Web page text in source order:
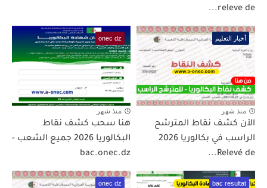
releve de...
أخبار التعليم
منذ شهر
الآن كشف نقاط المترشح
الراسب في بكالوريا 2026
Relevé de...
onec dz
منذ شهر
هنا سحب كشف نقاط
البكالوريا 2026 جميع الشعب -
bac.onec.dz
bac resultat
onec dz